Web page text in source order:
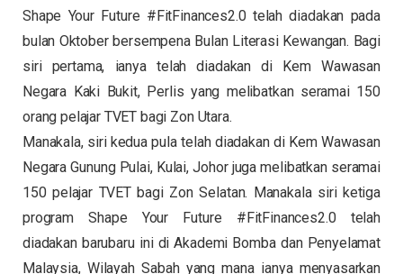
Shape Your Future #FitFinances2.0 telah diadakan pada
bulan Oktober bersempena Bulan Literasi Kewangan. Bagi
siri pertama, ianya telah diadakan di Kem Wawasan
Negara Kaki Bukit, Perlis yang melibatkan seramai 150
orang pelajar TVET bagi Zon Utara.
Manakala, siri kedua pula telah diadakan di Kem Wawasan
Negara Gunung Pulai, Kulai, Johor juga melibatkan seramai
150 pelajar TVET bagi Zon Selatan. Manakala siri ketiga
program Shape Your Future #FitFinances2.0 telah
diadakan barubaru ini di Akademi Bomba dan Penyelamat
Malaysia, Wilayah Sabah yang mana ianya menyasarkan